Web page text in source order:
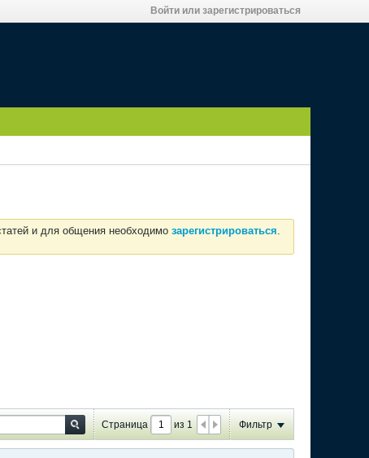
Войти или зарегистрироваться
и для общения необходимо зарегистрироваться.
Страница из 1 Фильтр